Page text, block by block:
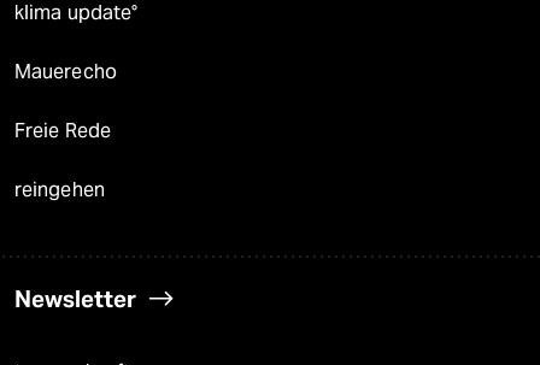
klima update°
Mauerecho
Freie Rede
reingehen
Newsletter